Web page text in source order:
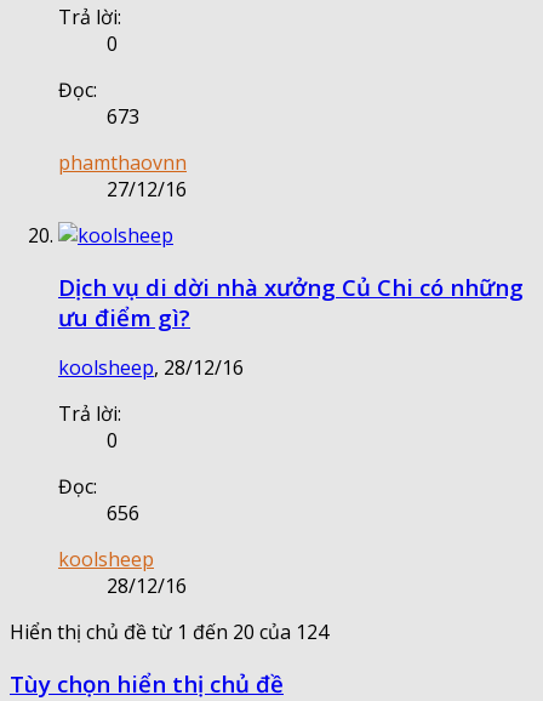
Trả lời:
0
Đọc:
673
phamthaovnn
27/12/16
Dịch vụ di dời nhà xưởng Củ Chi có những
ưu điểm gì?
koolsheep, 28/12/16
Trả lời:
0
Đọc:
656
koolsheep
28/12/16
Hiển thị chủ đề từ 1 đến 20 của 124
Tùy chọn hiển thị chủ đề